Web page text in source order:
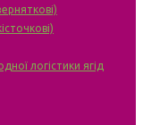
логістики ягід